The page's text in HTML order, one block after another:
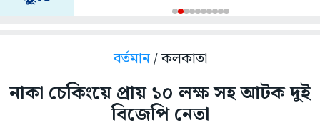
বর্তমান/ কলকাতা
নাকা চেকিংয়ে প্রায় ১০ লক্ষ সহ আটক দুই
বিজেপি নেতা